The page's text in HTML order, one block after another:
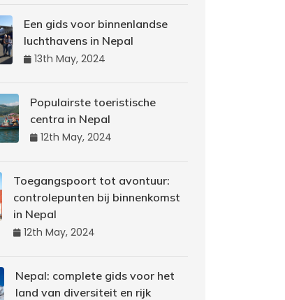
Een gids voor binnenlandse
luchthavens in Nepal
13th May, 2024
Populairste toeristische
centra in Nepal
12th May, 2024
Toegangspoort tot avontuur:
controlepunten bij binnenkomst
in Nepal
12th May, 2024
Nepal: complete gids voor het
land van diversiteit en rijk